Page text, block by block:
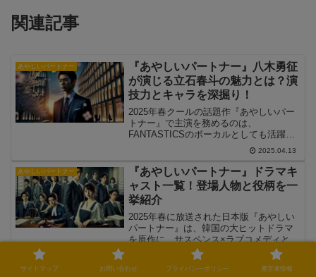
関連記事
あやしいパートナー
『あやしいパートナー』八木勇征
が演じる立石春斗の魅力とは？演
技力とキャラを深掘り！
2025年春クールの話題作『あやしいパー
トナー』で主演を務めるのは、
FANTASTICSのボーカルとしても活躍す
る八木勇征さん。彼が演じるのは“起訴成
功率1位”という肩書を持つ敏腕検事・立
石春斗。冷静でキレ者、だけどどこか不
器用な春斗役は、八木さんの魅力が存分
に活かされる役どころです。本記事で
は、八木勇征さんのキャスティングがな
ぜ「ハマり役」と言われるのか、演技力
や過去作との比較を通じて徹底的に分析
していきます。
2025.04.13
あやしいパートナー
『あやしいパートナー』ドラマキ
ャスト一覧！登場人物と役柄を一
挙紹介
2025年春に放送された日本版『あやしい
パートナー』は、韓国の大ヒットドラマ
を原作に、サスペンス×ラブコメディとい
う新感覚の世界観を見事に再構築。主演
はFANTASTICSの八木勇征さんと、元日
向坂46の齊藤京子さんというW主演。本
2025.04.16
サイトマップ お問い合わせ プライバシーポリシー 運営者情報